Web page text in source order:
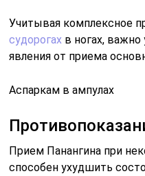
Учитывая комплексное
судорогах в ногах,
явления от приема
Аспаркам в ампулах
Прием Панангина при
способен ухудшить